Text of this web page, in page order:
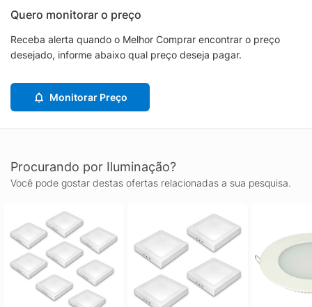
Quero monitorar o preço
Receba alerta quando o Melhor Comprar encontrar o preço
desejado, informe abaixo qual preço deseja pagar.
Monitorar Preço
Procurando por Iluminação?
Você pode gostar destas ofertas relacionadas a sua pesquisa.